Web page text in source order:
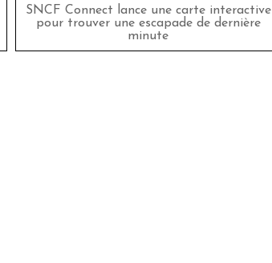
SNCF Connect lance une carte interactive
pour trouver une escapade de dernière
minute